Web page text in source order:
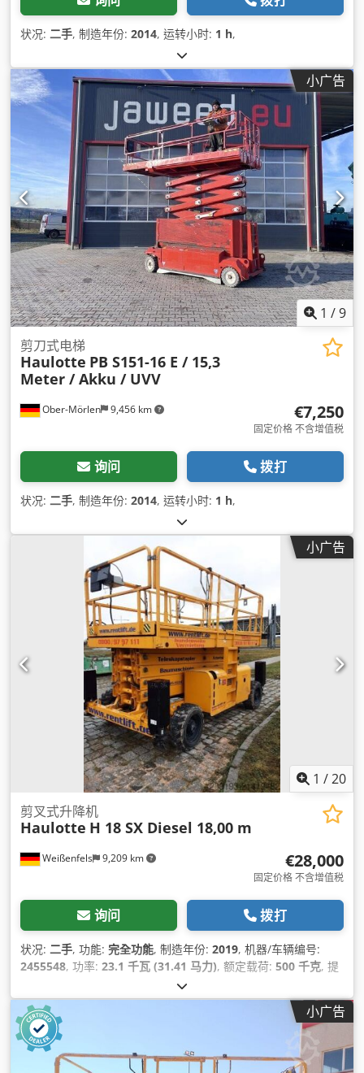
状况: 二手, 制造年份: 2014, 运转小时: 1 h,
小广告
1 /9
Ober-Mörlen 9,456 km
剪刀式电梯
Haulotte PB S151-16 E / 15,3
Meter / Akku / UVV
€7,250
固定价格 不含增值税
询问 拨打
状况: 二手, 制造年份: 2014, 运转小时: 1 h,
小广告
1 /20
Weißenfels 9,209 km
剪叉式升降机
Haulotte H 18 SX Diesel 18,00 m
€28,000
固定价格 不含增值税
询问 拨打
状况: 二手, 功能: 完全功能, 制造年份: 2019, 机器/车辆编号:
2455548, 功率: 23.1 千瓦 (31.41 马力), 额定载荷: 500 千克, 提
, 平台长度:4,000 毫米
米, 总重量:7,240 千克, 运输长度:4,180 毫米, 运输宽度:2,250
毫米, 运输高度: , 轮胎尺寸: 10n x
16,5, 颜色:
小广告